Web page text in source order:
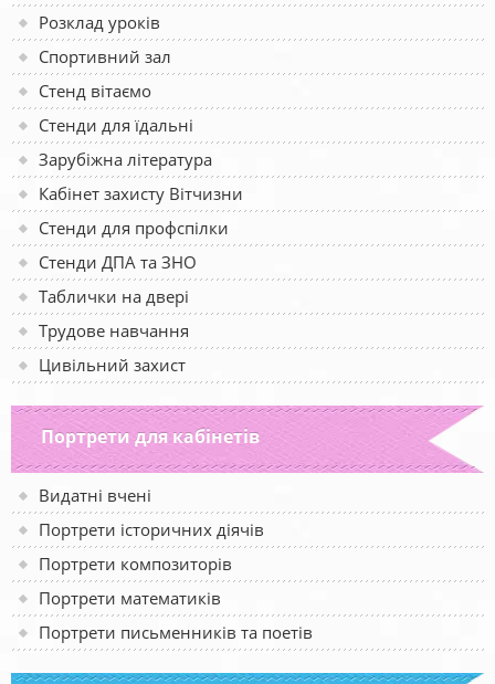
Розклад уроків
Спортивний зал
Стенд вітаємо
Стенди для їдальні
Зарубіжна література
Кабінет захисту Вітчизни
Стенди для профспілки
Стенди ДПА та ЗНО
Таблички на двері
Трудове навчання
Цивільний захист
Портрети для кабінетів
Видатні вчені
Портрети історичних діячів
Портрети композиторів
Портрети математиків
Портрети письменників та поетів